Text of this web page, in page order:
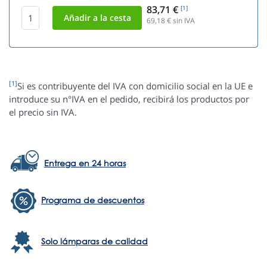
83,71 € [1]
69,18€ sin IVA
[1]Si es contribuyente del IVA con domicilio social en la UE e
introduce su n°IVA en el pedido, recibirá los productos por
el precio sin IVA.
Entrega en 24 horas
Programa de descuentos
Solo lámparas de calidad